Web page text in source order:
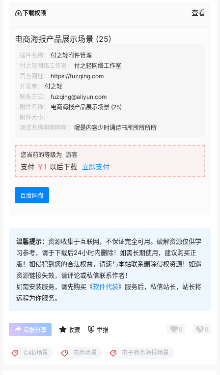
下载权限 查看
电商海报产品展示场景 (25)
插件名称：
付之轻附件管理
付之轻网络工作室：
付之轻网络工作室
官方网址：
https://fuzqing.com
开发者：
付之轻
联系方式：
fuzqing@aliyun.com
附件名称：
电商海报产品展示场景 (25)
附件大小：
测试名称啊啊啊啊：
喔是内容少时诵诗书所所所所所
您当前的等级为 游客
支付 ￥1 以后下载 立即支付
百度网盘
温馨提示： 资源收集于互联网，不保证完全可用。破解资源仅供学
习参考，请于下载后24小时内删除！如需长期使用，建议购买正
版！如侵犯到您的合法权益，请速与本站联系删除侵权资源！如遇
资源链接失效，请评论或私信联系作者！
如需安装服务，请先购买《软件代装》服务后，私信站长，站长将
远程为你服务。
海报分享 收藏 举报 0 0
C4D场景 电商场景 电子商务海报场景